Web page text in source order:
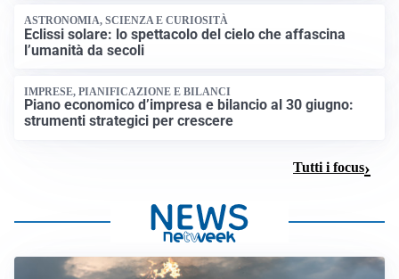
ASTRONOMIA, SCIENZA E CURIOSITÀ
Eclissi solare: lo spettacolo del cielo che affascina
l’umanità da secoli
IMPRESE, PIANIFICAZIONE E BILANCI
Piano economico d’impresa e bilancio al 30 giugno:
strumenti strategici per crescere
Tutti i focus